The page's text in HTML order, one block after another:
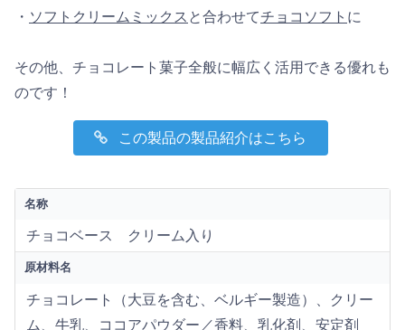
・ ソフトクリームミックス と合わせてチョコソフト に
その他、チョコレート菓子全般に幅広く活用できる優れも
のです！
この製品の製品紹介はこちら
名称
チョコベース クリーム入り
原材料名
チョコレート（大豆を含む、ベルギー製造）、クリー
ム、牛乳、ココアパウダー／香料、乳化剤、安定剤